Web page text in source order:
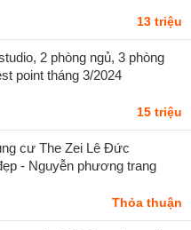
13 triệu
2 phòng ngủ, 3 phòng
point tháng 3/2024
15 triệu
cư The Zei Lê Đức
- Nguyễn phương trang
Thỏa thuận